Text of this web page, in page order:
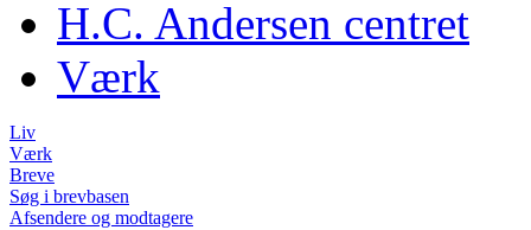
H.C. Andersen centret
Værk
Liv
Værk
Breve
Søg i brevbasen
Afsendere og modtagere